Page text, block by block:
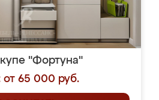
"Фортуна"
от 65 000 руб.